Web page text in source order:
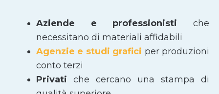
Aziende e professionisti che
necessitano di materiali affidabili
Agenzie e studi grafici per produzioni
conto terzi
Privati che cercano una stampa di